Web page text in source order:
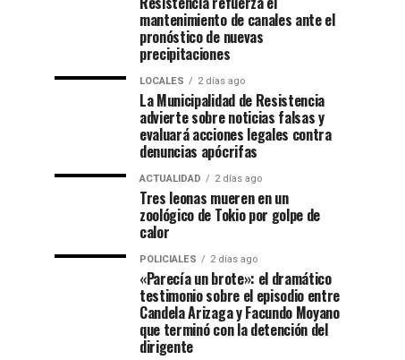
mantenimiento de canales ante el
pronóstico de nuevas
precipitaciones
LOCALES 2 días ago
La Municipalidad de Resistencia
advierte sobre noticias falsas y
evaluará acciones legales contra
denuncias apócrifas
ACTUALIDAD 2 días ago
Tres leonas mueren en un
zoológico de Tokio por golpe de
calor
POLICIALES 2 días ago
«Parecía un brote»: el dramático
testimonio sobre el episodio entre
Candela Arizaga y Facundo Moyano
que terminó con la detención del
dirigente